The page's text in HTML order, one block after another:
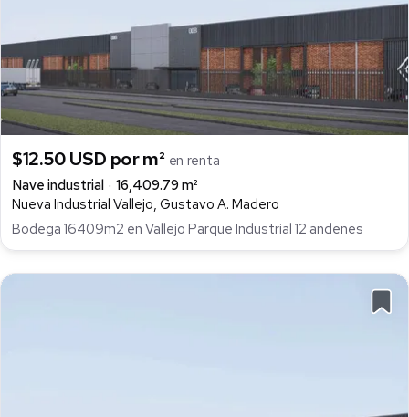
$12.50 USD por m² en renta
Nave industrial
16,409.79 m²
Nueva Industrial Vallejo, Gustavo A. Madero
Bodega 16409m2 en Vallejo Parque Industrial 12 andenes